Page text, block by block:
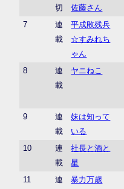
切
佐藤さん
7
連
載
平成敗残兵
☆すみれち
ゃん
8
連
載
ヤニねこ
9
連
載
妹は知って
いる
10
連
載
社長と酒と
星
11
連
暴力万歳